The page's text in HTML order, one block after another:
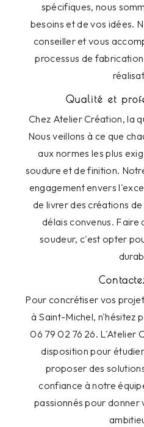
spécifiques, nous
besoins et de vos idées.
conseiller et vous
processus de
Qualité et
Chez Atelier Création, la
Nous veillons à ce que
aux normes les plus
soudure et de finition.
engagement envers
de livrer des créations
délais convenus. Faire
soudeur, c'est opter
Pour concrétiser vos
à Saint-Michel, n'hésitez
06 79 02 76 26. L'Atelier
disposition pour
proposer des
confiance à notre
passionnés pour donner